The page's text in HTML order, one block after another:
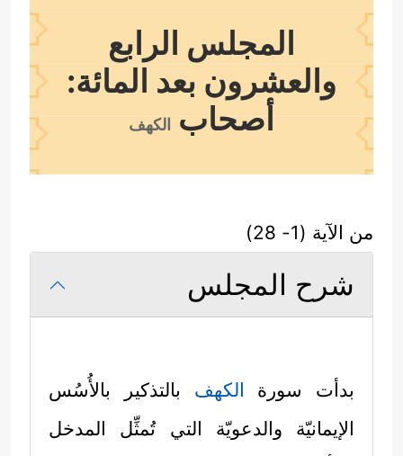
المجلس الرابع
والعشرون بعد المائة:
أصحاب
الكهف
من الآية (1- 28)
شرح المجلس
بدأت سورة الكهف بالتذكير بالأُسُس
الإيمانيّة والدعويّة التي تُمثِّل المدخل